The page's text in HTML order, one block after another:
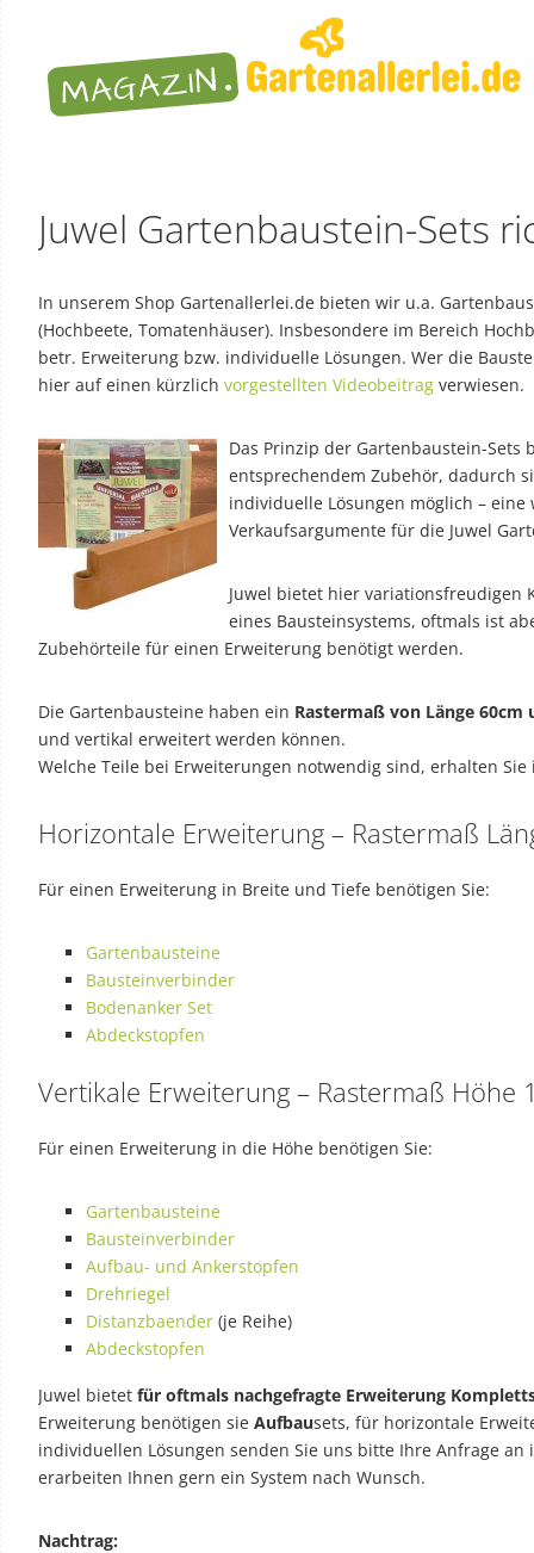
Juwel Gartenbaustein-Sets
In unserem Shop Gartenallerlei.de bieten wir u.a.
(Hochbeete, Tomatenhäuser). Insbesondere im Bereich
betr. Erweiterung bzw. individuelle Lösungen. Wer die
hier auf einen kürzlich vorgestellten Videobeitrag verwiesen.
Das Prinzip der Gartenbaustein-
entsprechendem Zubehör, dadurch
individuelle Lösungen möglich – eine
Verkaufsargumente für die Juwel
Juwel bietet hier variationsfreudigen
eines Bausteinsystems, oftmals ist
Zubehörteile für einen Erweiterung benötigt werden.
Die Gartenbausteine haben ein Rastermaß von Länge 60cm
und vertikal erweitert werden können.
Welche Teile bei Erweiterungen notwendig sind, erhalten
Horizontale Erweiterung – Rastermaß
Für einen Erweiterung in Breite und Tiefe benötigen Sie:
Gartenbausteine
Bausteinverbinder
Bodenanker Set
Abdeckstopfen
Vertikale Erweiterung – Rastermaß Höhe
Für einen Erweiterung in die Höhe benötigen Sie:
Gartenbausteine
Bausteinverbinder
Aufbau- und Ankerstopfen
Drehriegel
Distanzbaender (je Reihe)
Abdeckstopfen
Juwel bietet für oftmals nachgefragte Erweiterung
Erweiterung benötigen sie Aufbausets, für horizontale
individuellen Lösungen senden Sie uns bitte Ihre Anfrage
erarbeiten Ihnen gern ein System nach Wunsch.
Nachtrag: